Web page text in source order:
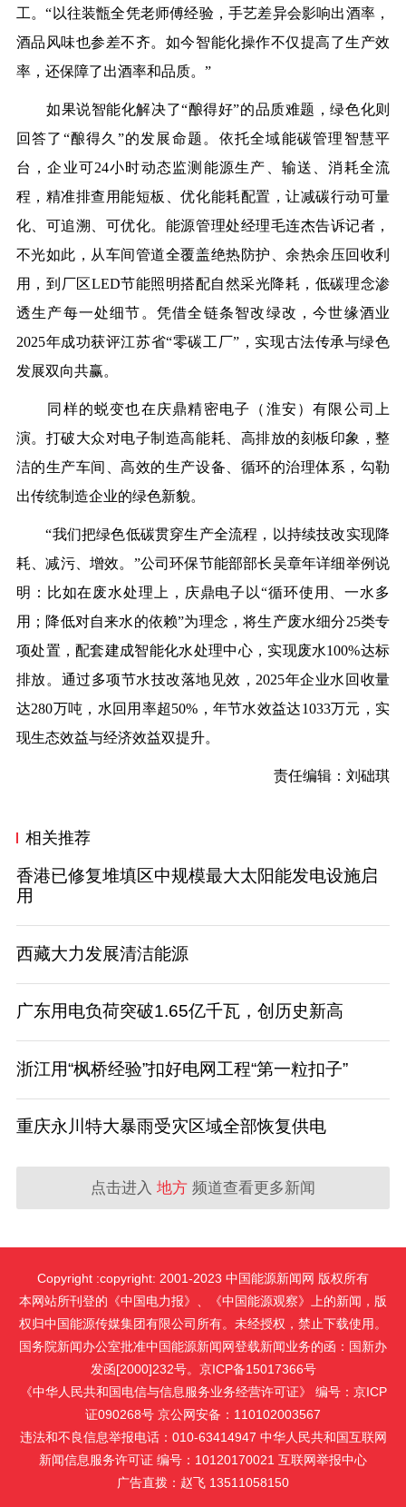
工。“以往装甑全凭老师傅经验，手艺差异会影响出酒率，
酒品风味也参差不齐。如今智能化操作不仅提高了生产效
率，还保障了出酒率和品质。”
如果说智能化解决了“酿得好”的品质难题，绿色化则
回答了“酿得久”的发展命题。依托全域能碳管理智慧平
台，企业可24小时动态监测能源生产、输送、消耗全流
程，精准排查用能短板、优化能耗配置，让减碳行动可量
化、可追溯、可优化。能源管理处经理毛连杰告诉记者，
不光如此，从车间管道全覆盖绝热防护、余热余压回收利
用，到厂区LED节能照明搭配自然采光降耗，低碳理念渗
透生产每一处细节。凭借全链条智改绿改，今世缘酒业
2025年成功获评江苏省“零碳工厂”，实现古法传承与绿色
发展双向共赢。
同样的蜕变也在庆鼎精密电子（淮安）有限公司上
演。打破大众对电子制造高能耗、高排放的刻板印象，整
洁的生产车间、高效的生产设备、循环的治理体系，勾勒
出传统制造企业的绿色新貌。
“我们把绿色低碳贯穿生产全流程，以持续技改实现降
耗、减污、增效。”公司环保节能部部长吴章年详细举例说
明：比如在废水处理上，庆鼎电子以“循环使用、一水多
用；降低对自来水的依赖”为理念，将生产废水细分25类专
项处置，配套建成智能化水处理中心，实现废水100%达标
排放。通过多项节水技改落地见效，2025年企业水回收量
达280万吨，水回用率超50%，年节水效益达1033万元，实
现生态效益与经济效益双提升。
责任编辑：刘础琪
相关推荐
香港已修复堆填区中规模最大太阳能发电设施启
用
西藏大力发展清洁能源
广东用电负荷突破1.65亿千瓦，创历史新高
浙江用“枫桥经验”扣好电网工程“第一粒扣子”
重庆永川特大暴雨受灾区域全部恢复供电
点击进入 地方 频道查看更多新闻
Copyright :copyright: 2001-2023 中国能源新闻网 版权所有
本网站所刊登的《中国电力报》、《中国能源观察》上的新闻，版
权归中国能源传媒集团有限公司所有。未经授权，禁止下载使用。
国务院新闻办公室批准中国能源新闻网登载新闻业务的函：国新办
发函[2000]232号。京ICP备15017366号
《中华人民共和国电信与信息服务业务经营许可证》 编号：京ICP
证090268号 京公网安备：110102003567
违法和不良信息举报电话：010-63414947 中华人民共和国互联网
新闻信息服务许可证 编号：10120170021 互联网举报中心
广告直拨：赵飞 13511058150